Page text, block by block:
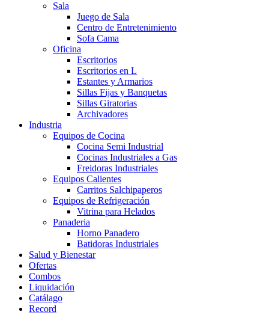
Sala
Juego de Sala
Centro de Entretenimiento
Sofa Cama
Oficina
Escritorios
Escritorios en L
Estantes y Armarios
Sillas Fijas y Banquetas
Sillas Giratorias
Archivadores
Industria
Equipos de Cocina
Cocina Semi Industrial
Cocinas Industriales a Gas
Freidoras Industriales
Equipos Calientes
Carritos Salchipaperos
Equipos de Refrigeración
Vitrina para Helados
Panaderia
Horno Panadero
Batidoras Industriales
Salud y Bienestar
Ofertas
Combos
Liquidación
Catálago
Record